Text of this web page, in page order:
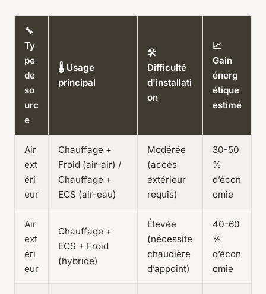
🔧
Ty
pe
de
so
urc
e
🌡️ Usage
principal
🛠️
Difficulté
d'installati
on
📈
Gain
énerg
étique
estimé
Air
ext
éri
eur
Chauffage +
Froid (air-air) /
Chauffage +
ECS (air-eau)
Modérée
(accès
extérieur
requis)
30-50
%
d’écon
omie
Air
ext
éri
eur
Chauffage +
ECS + Froid
(hybride)
Élevée
(nécessite
chaudière
d’appoint)
40-60
%
d’écon
omie